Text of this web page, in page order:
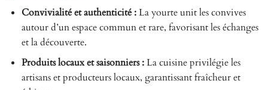
Convivialité et authenticité :La yourte unit les convives
autour d’un espace commun et rare, favorisant les échanges
et la découverte.
Produits locaux et saisonniers :La cuisine privilégie les
artisans et producteurs locaux, garantissant fraîcheur et